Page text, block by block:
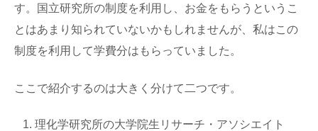
す。国立研究所の制度を利用し、お金をもらうというこ
とはあまり知られていないかもしれませんが、私はこの
制度を利用して学費分はもらっていました。
ここで紹介するのは大きく分けて二つです。
理化学研究所の大学院生リサーチ・アソシエイト